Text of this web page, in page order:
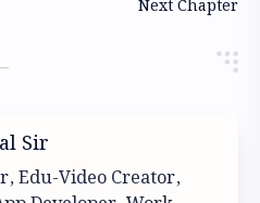
Edu-Video Creator,